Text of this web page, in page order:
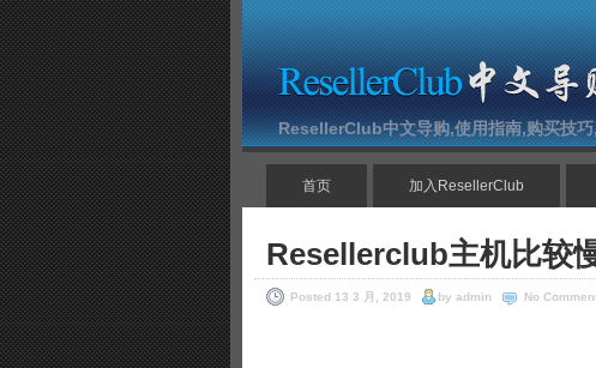
ResellerClub中文导购,使用指南,购买技
首页 加入ResellerClub
Resellerclub主机比较
Posted 13 3 月, 2019 by admin No